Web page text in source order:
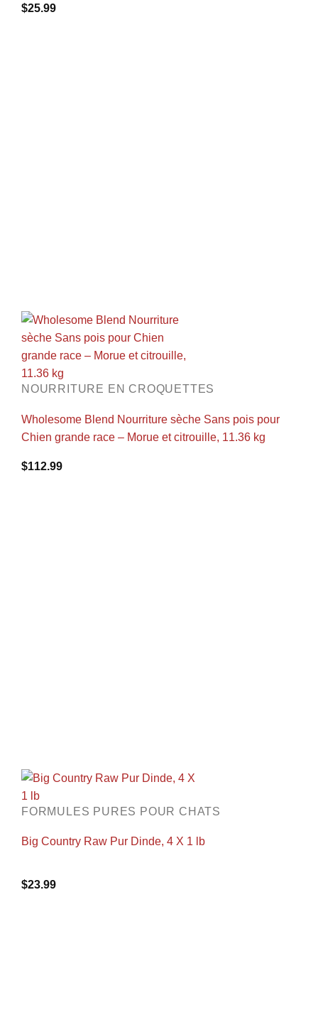
$25.99
NOURRITURE EN CROQUETTES
Wholesome Blend Nourriture sèche Sans pois pour
Chien grande race – Morue et citrouille, 11.36 kg
$112.99
FORMULES PURES POUR CHATS
Big Country Raw Pur Dinde, 4 X 1 lb
$23.99